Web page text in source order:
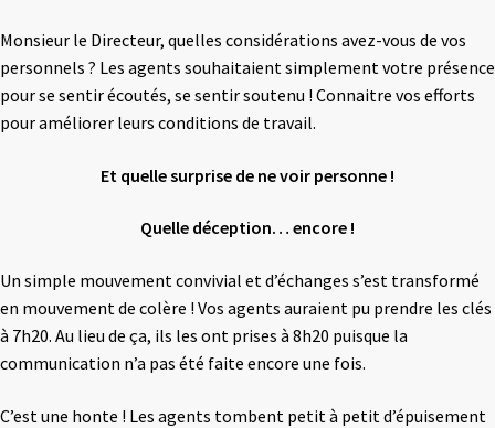
Monsieur le Directeur, quelles considérations avez-vous de vos
personnels ? Les agents souhaitaient simplement votre présence
pour se sentir écoutés, se sentir soutenu ! Connaitre vos efforts
pour améliorer leurs conditions de travail.
Et quelle surprise de ne voir personne !
Quelle déception… encore !
Un simple mouvement convivial et d’échanges s’est transformé
en mouvement de colère ! Vos agents auraient pu prendre les clés
à 7h20. Au lieu de ça, ils les ont prises à 8h20 puisque la
communication n’a pas été faite encore une fois.
C’est une honte ! Les agents tombent petit à petit d’épuisement